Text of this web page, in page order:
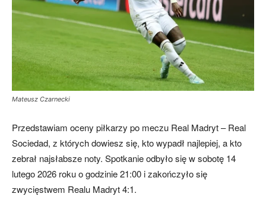
Mateusz Czarnecki
Przedstawiam oceny piłkarzy po meczu Real Madryt – Real
Sociedad, z których dowiesz się, kto wypadł najlepiej, a kto
zebrał najsłabsze noty. Spotkanie odbyło się w sobotę 14
lutego 2026 roku o godzinie 21:00 i zakończyło się
zwycięstwem Realu Madryt 4:1.